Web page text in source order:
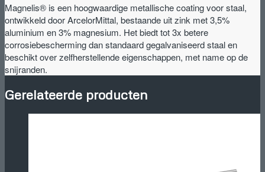
Magnelis® is een hoogwaardige metallische coating voor staal,
ontwikkeld door ArcelorMittal, bestaande uit zink met 3,5%
aluminium en 3% magnesium. Het biedt tot 3x betere
corrosiebescherming dan standaard gegalvaniseerd staal en
beschikt over zelfherstellende eigenschappen, met name op de
snijranden.
Gerelateerde producten